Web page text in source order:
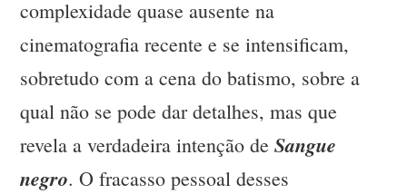
complexidade quase ausente na
cinematografia recente e se intensificam,
sobretudo com a cena do batismo, sobre a
qual não se pode dar detalhes, mas que
revela a verdadeira intenção deSangue
negro. O fracasso pessoal desses